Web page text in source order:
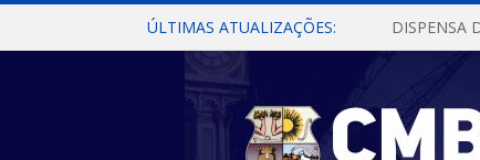
ÚLTIMAS ATUALIZAÇÕES: